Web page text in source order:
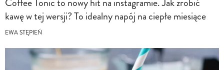
kawę w tej wersji? To idealny napój na ciepłe miesiące
EWA STĘPIEŃ